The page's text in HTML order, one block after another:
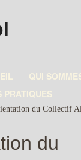
QUI
PRATIQUES
du Collectif
du